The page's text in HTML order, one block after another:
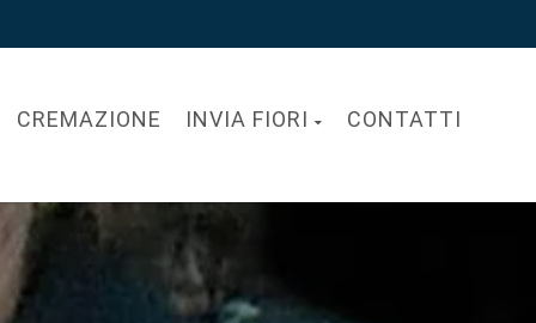
CREMAZIONE INVIA FIORI CONTATTI